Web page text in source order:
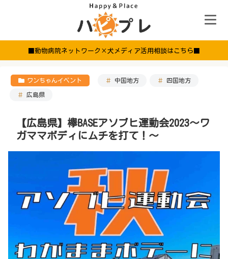
■動物病院ネットワーク×犬メディア活用相談はこちら■
ワンちゃんイベント 中国地方 四国地方
広島県
【広島県】欅BASEアソブヒ運動会2023～ワ
ガママボディにムチを打て！～